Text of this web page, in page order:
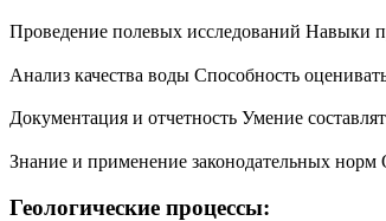
Проведение полевых исследований Навыки
Анализ качества воды Способность
Документация и отчетность Умение
Знание и применение законодательных
Геологические процессы: